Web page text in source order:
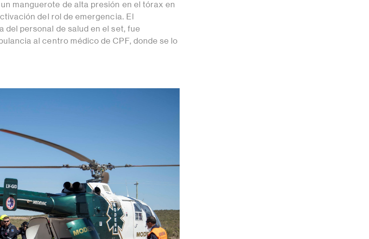
manguerote de alta presión en el tórax en
del rol de emergencia. El
personal de salud en el set, fue
al centro médico de CPF, donde se lo